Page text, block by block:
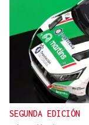
SEGUNDA EDICIÓN